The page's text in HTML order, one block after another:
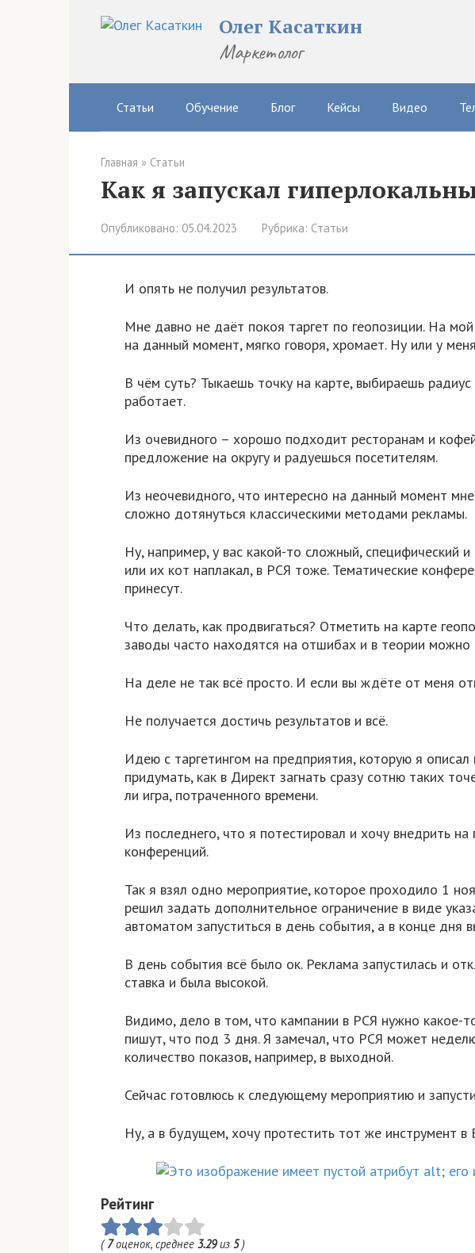
Олег Касаткин
Маркетолог
Статьи Обучение Блог Кейсы Видео
Главная » Статьи
Как я запускал
Опубликовано: 05.04.2023 Рубрика: Статьи
И опять не получил результатов.
Мне давно не даёт покоя таргет по геопозиции. На
на данный момент, мягко говоря, хромает. Ну или у
В чём суть? Тыкаешь точку на карте, выбираешь
работает.
Из очевидного – хорошо подходит ресторанам и
предложение на округу и радуешься посетителям.
Из неочевидного, что интересно на данный момент
сложно дотянуться классическими методами рекламы.
Ну, например, у вас какой-то сложный, специфический
или их кот наплакал, в РСЯ тоже. Тематические
принесут.
Что делать, как продвигаться? Отметить на карте
заводы часто находятся на отшибах и в теории можно
На деле не так всё просто. И если вы ждёте от меня
Не получается достичь результатов и всё.
Идею с таргетингом на предприятия, которую я
придумать, как в Директ загнать сразу сотню таких
ли игра, потраченного времени.
Из последнего, что я потестировал и хочу внедрить
конференций.
Так я взял одно мероприятие, которое проходило 1
решил задать дополнительное ограничение в виде
автоматом запуститься в день события, а в конце дня
В день события всё было ок. Реклама запустилась и
ставка и была высокой.
Видимо, дело в том, что кампании в РСЯ нужно какое-
пишут, что под 3 дня. Я замечал, что РСЯ может
количество показов, например, в выходной.
Сейчас готовлюсь к следующему мероприятию и
Ну, а в будущем, хочу протестить тот же инструмент
Рейтинг
(7оценок, среднее 3.29из 5)